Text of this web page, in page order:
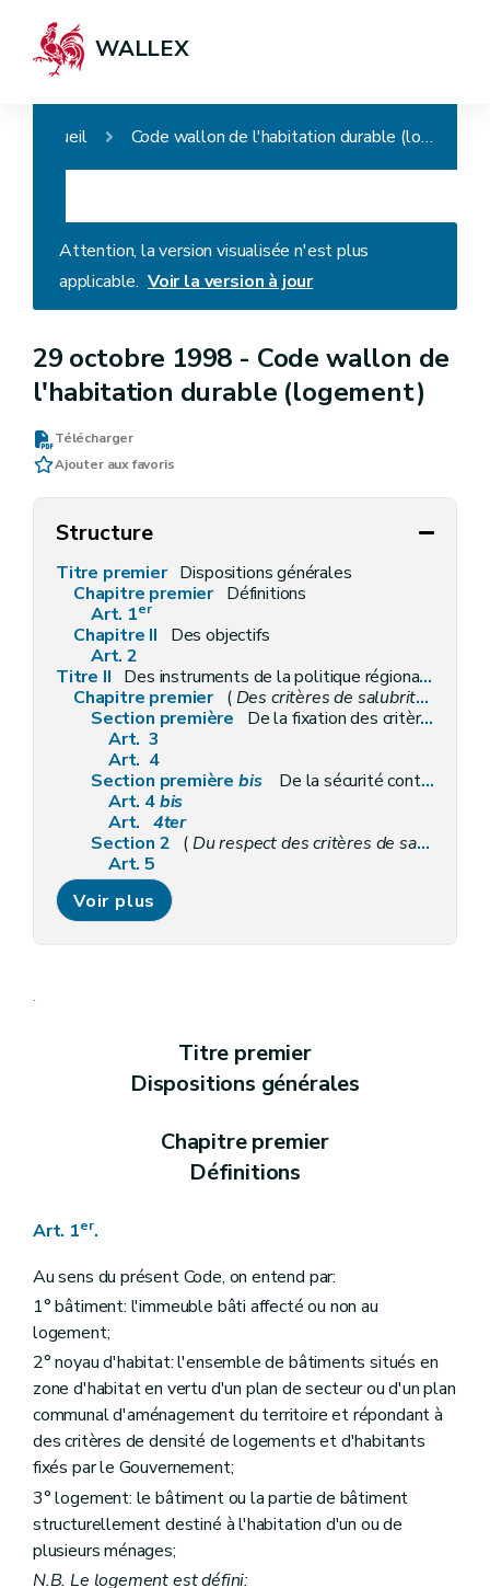
WALLEX
Accueil Code wallon de l'habitation durable (logement)
Attention, la version visualisée n'est plus
applicable. Voir la version à jour
29 octobre 1998 - Code wallon de
l'habitation durable (logement)
Télécharger
Ajouter aux favoris
Structure
Titre premier Dispositions générales
Chapitre premier Définitions
Art. 1er
Chapitre II
Des objectifs
Art. 2
Titre II Des instruments de la politique régionale du logement
Chapitre premier (Des critères de salubrité des logements et de la présence de détecteurs d'incendie
Section première
De la fixation des critères de salubrité
Art. 3
Art. 4
Section première bis
De la sécurité contre les risques d'incendie des logements par la présence de détecteurs d'incendie
Art. 4bis
Art. 4ter
Section 2 (Du respect des critères de salubrité et de la présence de détecteurs d'incendie
Art. 5
Art. 6
Art. 7
Art. 7bis
Art. 13
Art. 13bis
Section première Des opérations subsidiables
Art. 14
Art. 20
Art. 21
Section 2
Art. 23
Section 3 Des conditions d'octroi et de calcul des aides
Art. 24
Art. 25
Section 4 De la procédure
Art. 26
Art. 27
Art. 28
Chapitre III Des aides aux personnes morales autres que les sociétés de logement de service public
Section première
Sous-section première
Voir plus
.
Titre premier
Dispositions générales
Chapitre premier
Définitions
Art. 1er.
Au sens du présent Code, on entend par:
1° bâtiment: l'immeuble bâti affecté ou non au
logement;
2° noyau d'habitat: l'ensemble de bâtiments situés en
zone d'habitat en vertu d'un plan de secteur ou d'un plan
communal d'aménagement du territoire et répondant à
des critères de densité de logements et d'habitants
fixés par le Gouvernement;
3° logement: le bâtiment ou la partie de bâtiment
structurellement destiné à l'habitation d'un ou de
plusieurs ménages;
N.B. Le logement est défini: